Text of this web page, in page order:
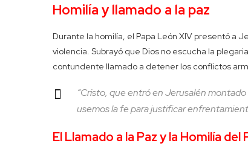
Homilía y llamado a la paz
Durante la homilía, el Papa León XIV presentó a
violencia. Subrayó que Dios no escucha la
contundente llamado a detener los conflictos
“Cristo, que entró en Jerusalén
usemos la fe para justificar
El Llamado a la Paz y la Homilía del